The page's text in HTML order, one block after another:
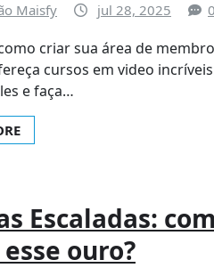
Maisfy jul 28, 2025 0
criar sua área de
cursos em video
e faça…
Escaladas:
ouro?